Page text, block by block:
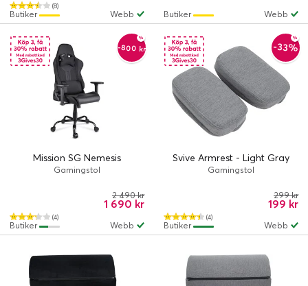
(8)
Webb
Butiker Webb
Butiker
-800 kr
Mission SG Nemesis
Gamingstol
(4)
1 690 kr
2 490 kr
Webb
Butiker
-33%
Svive Armrest - Light Gray
Gamingstol
(4)
199 kr
299 kr
Webb
Butiker